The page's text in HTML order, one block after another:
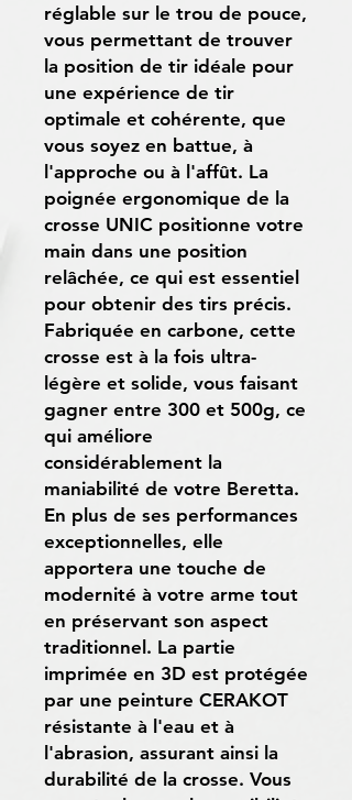
réglable sur le trou de pouce,
vous permettant de trouver
la position de tir idéale pour
une expérience de tir
optimale et cohérente, que
vous soyez en battue, à
l'approche ou à l'affût. La
poignée ergonomique de la
crosse UNIC positionne votre
main dans une position
relâchée, ce qui est essentiel
pour obtenir des tirs précis.
Fabriquée en carbone, cette
crosse est à la fois ultra-
légère et solide, vous faisant
gagner entre 300 et 500g, ce
qui améliore
considérablement la
maniabilité de votre Beretta.
En plus de ses performances
exceptionnelles, elle
apportera une touche de
modernité à votre arme tout
en préservant son aspect
traditionnel. La partie
imprimée en 3D est protégée
par une peinture CERAKOT
résistante à l'eau et à
l'abrasion, assurant ainsi la
durabilité de la crosse. Vous